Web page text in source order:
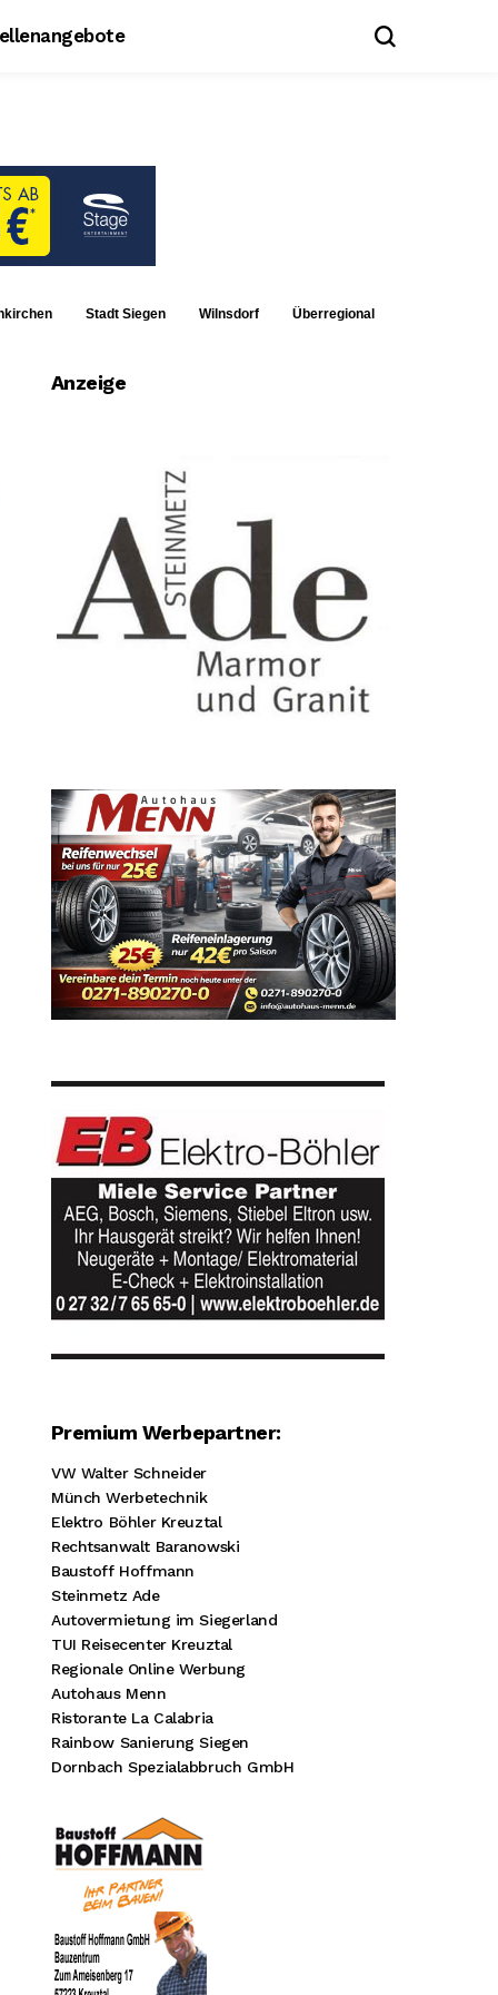
Stadt Siegen Wilnsdorf Überregional
Anzeige
Premium Werbepartner:
VW Walter Schneider
Münch Werbetechnik
Elektro Böhler Kreuztal
Rechtsanwalt Baranowski
Baustoff Hoffmann
Steinmetz Ade
Autovermietung im Siegerland
TUI Reisecenter Kreuztal
Regionale Online Werbung
Autohaus Menn
Ristorante La Calabria
Rainbow Sanierung Siegen
Dornbach Spezialabbruch GmbH